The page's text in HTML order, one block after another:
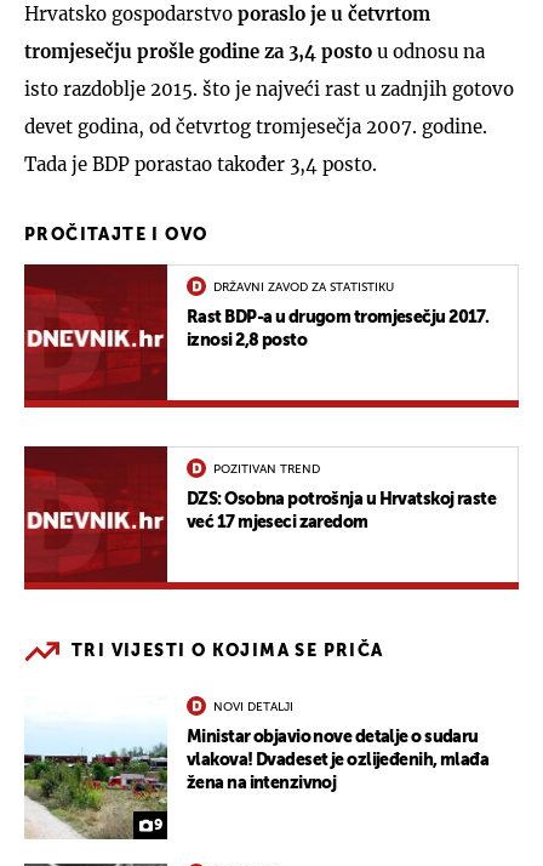
Hrvatsko gospodarstvo poraslo je u četvrtom
tromjesečju prošle godine za 3,4 posto u odnosu na
isto razdoblje 2015. što je najveći rast u zadnjih gotovo
devet godina, od četvrtog tromjesečja 2007. godine.
Tada je BDP porastao također 3,4 posto.
PROČITAJTE I OVO
DRŽAVNI ZAVOD ZA STATISTIKU
Rast BDP-a u drugom tromjesečju 2017.
iznosi 2,8 posto
POZITIVAN TREND
DZS: Osobna potrošnja u Hrvatskoj raste
već 17 mjeseci zaredom
TRI VIJESTI O KOJIMA SE PRIČA
9
NOVI DETALJI
Ministar objavio nove detalje o sudaru
vlakova! Dvadeset je ozlijeđenih, mlađa
žena na intenzivnoj